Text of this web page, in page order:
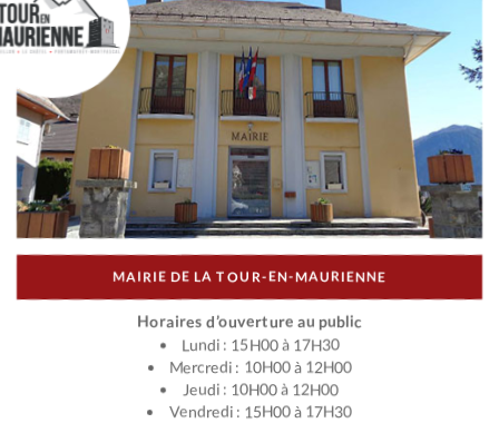
MAIRIE DE LA TOUR-EN-MAURIENNE
Horaires d’ouverture au public
Lundi : 15H00 à 17H30
Mercredi : 10H00 à 12H00
Jeudi : 10H00 à 12H00
Vendredi : 15H00 à 17H30